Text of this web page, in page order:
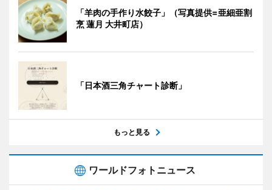
「羊肉の手作り水餃子」（写真提供=亜細亜割
烹 蓮月 大井町店）
「日本酒三角チャート診断」
もっと見る
ワールドフォトニュース